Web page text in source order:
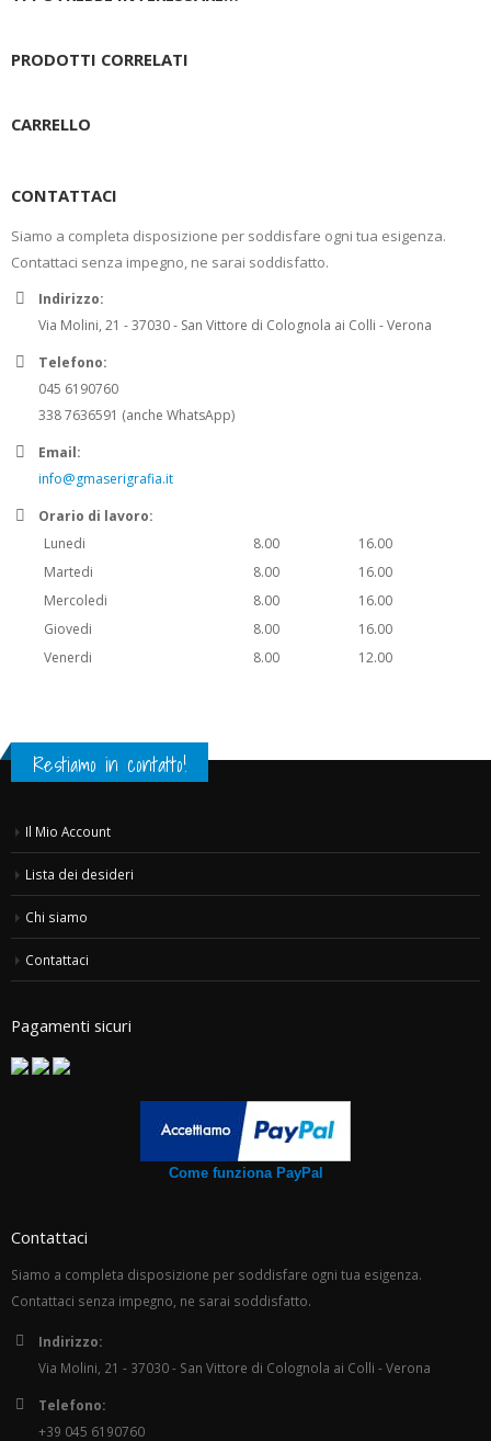
PRODOTTI CORRELATI
CARRELLO
CONTATTACI
Siamo a completa disposizione per soddisfare ogni tua esigenza.
Contattaci senza impegno, ne sarai soddisfatto.
Indirizzo:
Via Molini, 21 - 37030 - San Vittore di Colognola ai Colli - Verona
Telefono:
045 6190760
338 7636591 (anche WhatsApp)
Email:
info@gmaserigrafia.it
Orario di lavoro:
Lunedi
8.00
16.00
Martedi
8.00
16.00
Mercoledi
8.00
16.00
Giovedi
8.00
16.00
Venerdi
8.00 12.00
Restiamo in contatto!
Il Mio Account
Lista dei desideri
Chi siamo
Contattaci
Pagamenti sicuri
Come funziona PayPal
Contattaci
Siamo a completa disposizione per soddisfare ogni tua esigenza.
Contattaci senza impegno, ne sarai soddisfatto.
Indirizzo:
Via Molini, 21 - 37030 - San Vittore di Colognola ai Colli - Verona
Telefono:
+39 045 6190760